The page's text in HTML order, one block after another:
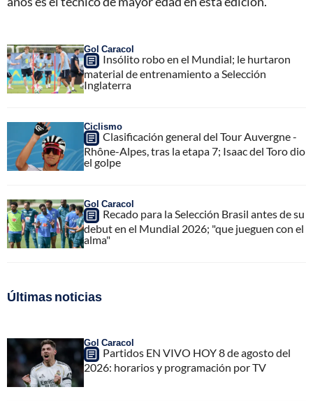
Gol Caracol
Insólito robo en el Mundial; le hurtaron
material de entrenamiento a Selección
Inglaterra
Ciclismo
Clasificación general del Tour Auvergne -
Rhône-Alpes, tras la etapa 7; Isaac del Toro dio
el golpe
Gol Caracol
Recado para la Selección Brasil antes de su
debut en el Mundial 2026; "que jueguen con el
alma"
Últimas noticias
Gol Caracol
Partidos EN VIVO HOY 8 de agosto del
2026: horarios y programación por TV